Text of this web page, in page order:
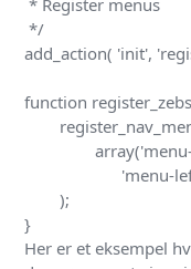
* Register menus
*/
add_action( 'init',
function
		array('menu-top' => __( 'Menu Top' ),
	);
}
Her er et eksempel